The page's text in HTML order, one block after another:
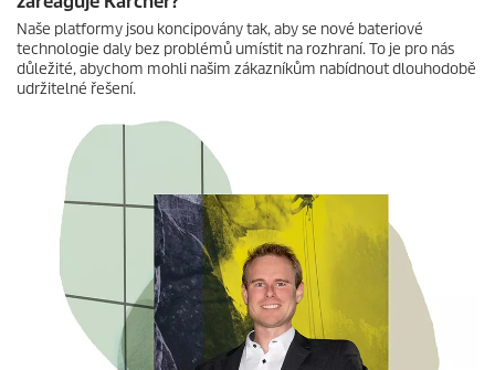
Naše platformy jsou koncipovány tak, aby se nové bateriové
technologie daly bez problémů umístit na rozhraní. To je pro nás
důležité, abychom mohli našim zákazníkům nabídnout dlouhodobě
udržitelné řešení.